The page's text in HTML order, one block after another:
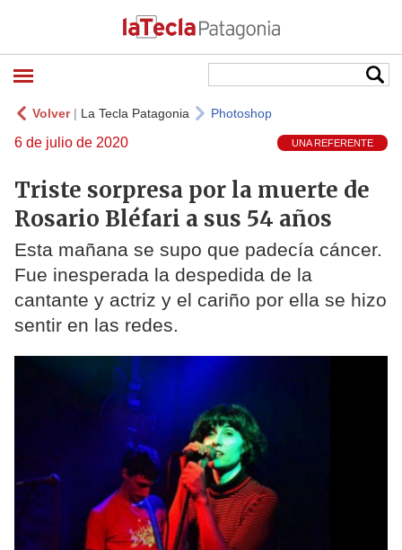
Volver| La Tecla Patagonia Photoshop
6 de julio de 2020 UNA REFERENTE
Triste sorpresa por la muerte de
Rosario Bléfari a sus 54 años
Esta mañana se supo que padecía cáncer.
Fue inesperada la despedida de la
cantante y actriz y el cariño por ella se hizo
sentir en las redes.